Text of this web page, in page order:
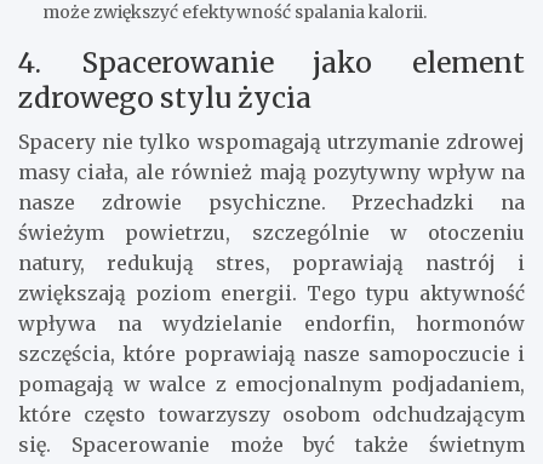
może zwiększyć efektywność spalania kalorii.
4. Spacerowanie jako element
zdrowego stylu życia
Spacery nie tylko wspomagają utrzymanie zdrowej
masy ciała, ale również mają pozytywny wpływ na
nasze zdrowie psychiczne. Przechadzki na
świeżym powietrzu, szczególnie w otoczeniu
natury, redukują stres, poprawiają nastrój i
zwiększają poziom energii. Tego typu aktywność
wpływa na wydzielanie endorfin, hormonów
szczęścia, które poprawiają nasze samopoczucie i
pomagają w walce z emocjonalnym podjadaniem,
które często towarzyszy osobom odchudzającym
się. Spacerowanie może być także świetnym